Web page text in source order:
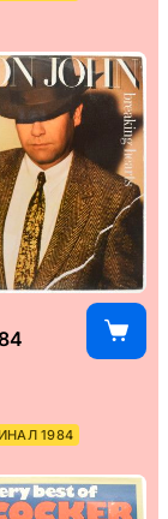
1984